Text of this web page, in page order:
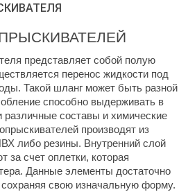
представляет собой полую
перенос жидкости под
Такой шланг может быть разной
способно выдерживать в
различные составы и химические
производят из
либо резины. Внутренний слой
за счет оплетки, которая
Данные элементы достаточно
сохраняя свою изначальную форму.